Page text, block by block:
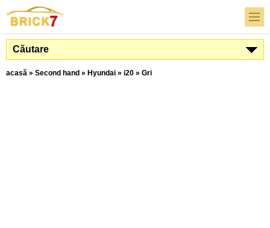
Căutare
acasă » Second hand » Hyundai » i20 » Gri